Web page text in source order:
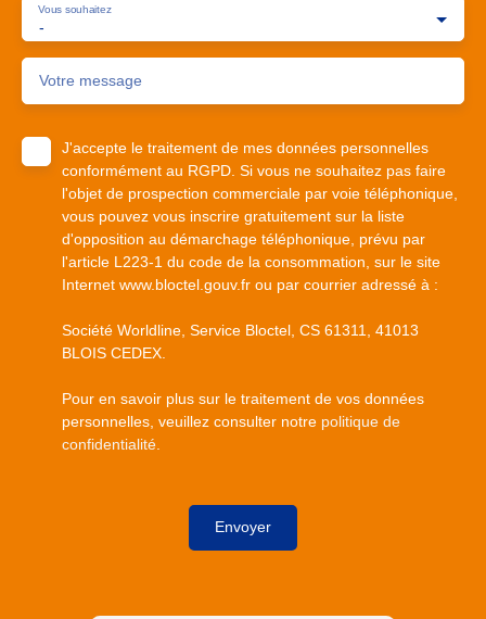
-
Vous souhaitez
Votre message
J'accepte le traitement de mes données personnelles
conformément au RGPD. Si vous ne souhaitez pas faire
l'objet de prospection commerciale par voie téléphonique,
vous pouvez vous inscrire gratuitement sur la liste
d'opposition au démarchage téléphonique, prévu par
l'article L223-1 du code de la consommation, sur le site
Internet www.bloctel.gouv.fr ou par courrier adressé à :
Société Worldline, Service Bloctel, CS 61311, 41013
BLOIS CEDEX.
Pour en savoir plus sur le traitement de vos données
personnelles, veuillez consulter notre politique de
confidentialité
Envoyer